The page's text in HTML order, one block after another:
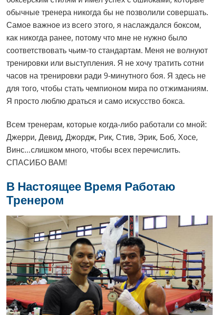
обычные тренера никогда бы не позволили совершать.
Самое важное из всего этого, я наслаждался боксом,
как никогда ранее, потому что мне не нужно было
соответствовать чьим-то стандартам. Меня не волнуют
тренировки или выступления. Я не хочу тратить сотни
часов на тренировки ради 9-минутного боя. Я здесь не
для того, чтобы стать чемпионом мира по отжиманиям.
Я просто люблю драться и само искусство бокса.
Всем тренерам, которые когда-либо работали со мной:
Джерри, Девид, Джордж, Рик, Стив, Эрик, Боб, Хосе,
Винс…слишком много, чтобы всех перечислить.
СПАСИБО ВАМ!
В Настоящее Время Работаю
Тренером